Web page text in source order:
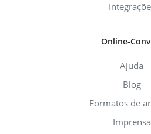
Online-
Ajuda
Blog
Formatos de
Imprensa